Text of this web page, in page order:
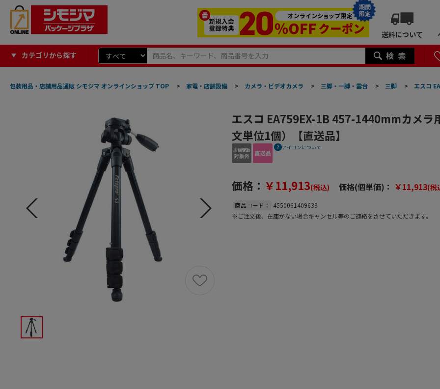
期間
限定
送料について
カテゴリから探す
包装用品・店舗用品通販 シモジマ オンラインショップ TOP > 家電・店舗設備 > カメラ・ビデオカメラ > 三脚・一脚・雲台 > 三脚 > エスコ
エスコ EA759EX-1B 457-1440mmカメラ
文単位1個）【直送品】
アイコンについて
価格： ￥11,913(税込) 価格(個単価)： ￥11,913(税
商品コード：
4550061409633
※ご注文後、在庫がない場合キャンセル等のご連絡をさせていただきます。